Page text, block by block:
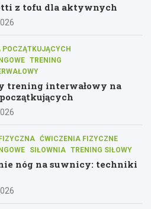
z tofu dla aktywnych
POCZĄTKUJĄCYCH
TRENING
trening interwałowy na
ĆWICZENIA FIZYCZNE
SIŁOWNIA TRENING SIŁOWY
nóg na suwnicy: techniki